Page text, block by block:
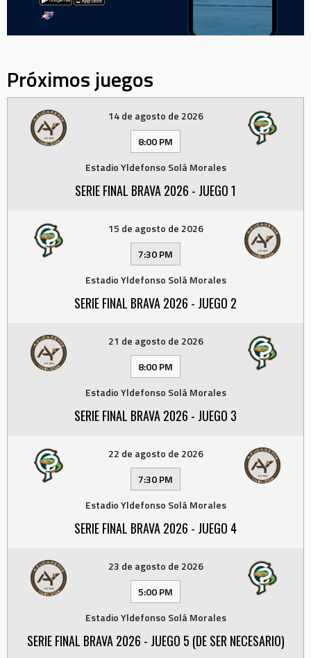
Próximos juegos
14 de agosto de 2026
8:00 PM
Estadio Yldefonso Solá Morales
SERIE FINAL BRAVA 2026 - JUEGO 1
15 de agosto de 2026
7:30 PM
Estadio Yldefonso Solá Morales
SERIE FINAL BRAVA 2026 - JUEGO 2
21 de agosto de 2026
8:00 PM
Estadio Yldefonso Solá Morales
SERIE FINAL BRAVA 2026 - JUEGO 3
22 de agosto de 2026
7:30 PM
Estadio Yldefonso Solá Morales
SERIE FINAL BRAVA 2026 - JUEGO 4
23 de agosto de 2026
5:00 PM
Estadio Yldefonso Solá Morales
SERIE FINAL BRAVA 2026 - JUEGO 5 (DE SER NECESARIO)